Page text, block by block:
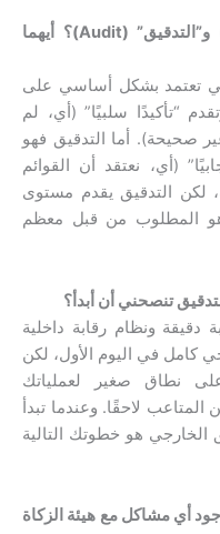
ما الفرق بين “المراجعة” (Review) و”التدقيق” (Audit)؟ أيهما
تعتمد بشكل أساسي على
“تأكيدًا سلبيًا” (أي، لم
صحيحة). أما التدقيق فهو
(أي، نعتقد أن القوائم
لكن التدقيق يقدم مستوى
المطلوب من قبل معظم
تنصحني أن أبدأ؟
دقيقة ونظام رقابة داخلية
كامل في اليوم الأول، لكن
نطاق صغير لعملياتك
المتاعب لاحقًا. وعندما تبدأ
هو خطوتك التالية
أي مشاكل مع هيئة الزكاة